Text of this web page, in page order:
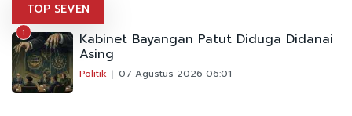
TOP SEVEN
1 Kabinet Bayangan Patut Diduga Didanai
Asing
Politik 07 Agustus 2026 06:01